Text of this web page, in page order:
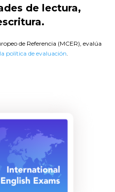
de lectura,
de Referencia (MCER), evalúa
política de evaluación.